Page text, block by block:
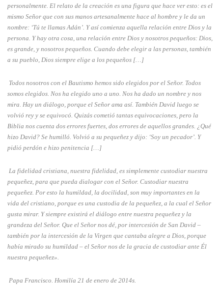
personalmente. El relato de la creación es una figura que hace ver esto: es el
mismo Señor que con sus manos artesanalmente hace al hombre y le da un
nombre: ‘Tú te llamas Adán’. Y así comienza aquella relación entre Dios y la
persona. Y hay otra cosa, una relación entre Dios y nosotros pequeños: Dios,
es grande, y nosotros pequeños. Cuando debe elegir a las personas, también
a su pueblo, Dios siempre elige a los pequeños […]
Todos nosotros con el Bautismo hemos sido elegidos por el Señor. Todos
somos elegidos. Nos ha elegido uno a uno. Nos ha dado un nombre y nos
mira. Hay un diálogo, porque el Señor ama así. También David luego se
volvió rey y se equivocó. Quizás cometió tantas equivocaciones, pero la
Biblia nos cuenta dos errores fuertes, dos errores de aquellos grandes. ¿Qué
hizo David? Se humilló. Volvió a su pequeñez y dijo: ‘Soy un pecador’. Y
pidió perdón e hizo penitencia […]
La fidelidad cristiana, nuestra fidelidad, es simplemente custodiar nuestra
pequeñez, para que pueda dialogar con el Señor. Custodiar nuestra
pequeñez. Por esto la humildad, la docilidad, son muy importantes en la
vida del cristiano, porque es una custodia de la pequeñez, a la cual el Señor
gusta mirar. Y siempre existirá el diálogo entre nuestra pequeñez y la
grandeza del Señor. Que el Señor nos dé, por intercesión de San David –
también por la intercesión de la Virgen que cantaba alegre a Dios, porque
había mirado su humildad – el Señor nos de la gracia de custodiar ante Él
nuestra pequeñez».
Papa Francisco. Homilía 21 de enero de 2014s.